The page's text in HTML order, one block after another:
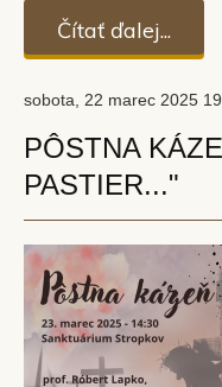
Čítať ďalej...
sobota, 22 marec 2025
PÔSTNA
PASTIER..."